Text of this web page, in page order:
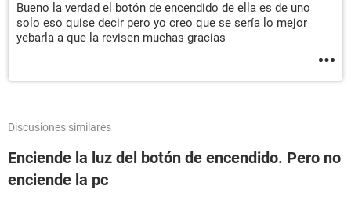
Bueno la verdad el botón de encendido de ella es de uno
solo eso quise decir pero yo creo que se sería lo mejor
yebarla a que la revisen muchas gracias
Discusiones similares
Enciende la luz del botón de encendido. Pero no
enciende la pc